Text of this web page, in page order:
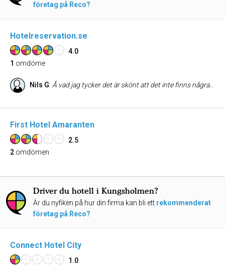
företag på Reco?
Hotelreservation.se
4.0
1 omdöme
Nils G: Å vad jag tycker det är skönt att det inte finns några blinkande banners eller annat klotter på websidan. Det är enkelt att hittta den resa man söker, till och med min mamma som knappt vet vad google är lyckades.
First Hotel Amaranten
2.5
2 omdömen
Driver du hotell i Kungsholmen?
Är du nyfiken på hur din firma kan bli ett rekommenderat
företag på Reco?
Connect Hotel City
1.0